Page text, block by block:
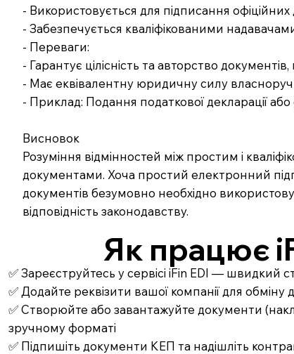
- Використовується для підписання офіційних
- Забезпечується кваліфікованими
- Переваги:
- Гарантує цілісність та авторство
- Має еквівалентну юридичну силу
- Приклад: Подання податкової декларації
Висновок
Розуміння відмінностей між простим і
документами. Хоча простий електронний
документів безумовно необхідно
відповідність законодавству.
✅ Зареєструйтесь у сервісі iFin EDI — швидкий
✅ Додайте реквізити вашої компанії для
✅ Створюйте або завантажуйте документи
зручному форматі
✅ Підпишіть документи КЕП та надішліть
Як працює